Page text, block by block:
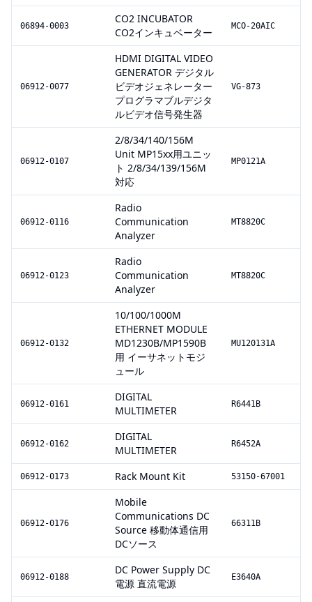
06894-0003
CO2 INCUBATOR
CO2インキュベーター
MCO-20AIC
06912-0077
HDMI DIGITAL VIDEO
GENERATOR デジタル
ビデオジェネレーター
プログラマブルデジタ
ルビデオ信号発生器
VG-873
06912-0107
2/8/34/140/156M
Unit MP15xx用ユニッ
ト 2/8/34/139/156M
対応
MP0121A
06912-0116
Radio
Communication
Analyzer
MT8820C
06912-0123
Radio
Communication
Analyzer
MT8820C
06912-0132
10/100/1000M
ETHERNET MODULE
MD1230B/MP1590B
用 イーサネットモジ
ュール
MU120131A
06912-0161
DIGITAL
MULTIMETER
R6441B
06912-0162
DIGITAL
MULTIMETER
R6452A
06912-0173 Rack Mount Kit 53150-67001
06912-0176
Mobile
Communications DC
Source 移動体通信用
DCソース
66311B
06912-0188
DC Power Supply DC
電源 直流電源
E3640A